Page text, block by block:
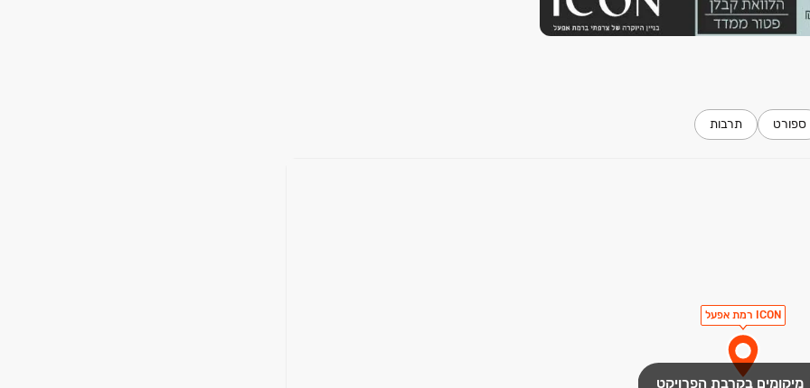
כולל מנואלה ידנית בסלון
ספורט תרבות
ICON רמת אפעל
מיקומים בקרבת הפרויקט